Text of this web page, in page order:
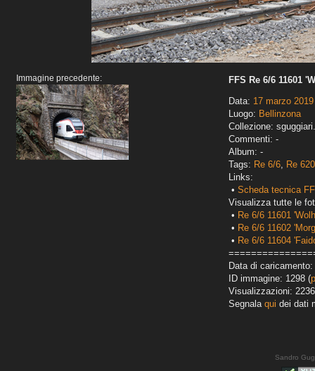
Immagine precedente:
FFS Re 6/6 11601
Data: 17 marzo 2019
Luogo: Bellinzona
Collezione:
Commenti: -
Album: -
Tags: Re 6/6, Re 620
Links:
• Scheda tecnica
Visualizza tutte le
• Re 6/6 11601
• Re 6/6 11602
• Re 6/6 11604
Data di caricamento:
ID immagine: 1298 (
Visualizzazioni: 2236
Segnala qui dei dati
Sandro